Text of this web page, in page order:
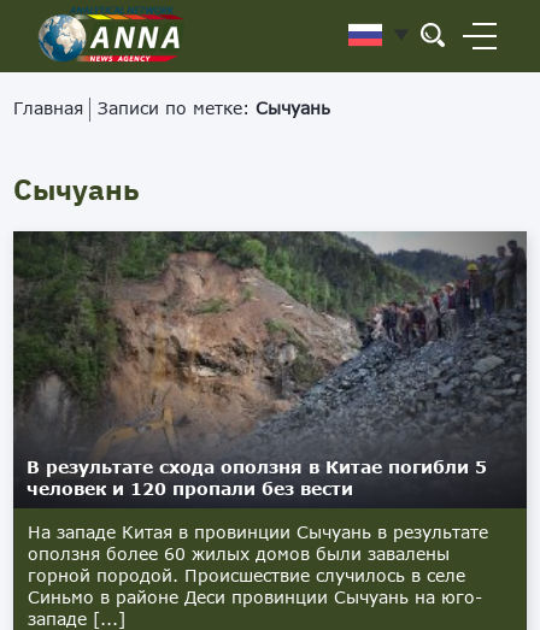
Главная Записи по метке:Сычуань
Сычуань
В результате схода оползня в Китае погибли 5
человек и 120 пропали без вести
На западе Китая в провинции Сычуань в результате
оползня более 60 жилых домов были завалены
горной породой. Происшествие случилось в селе
Синьмо в районе Деси провинции Сычуань на юго-
западе [...]